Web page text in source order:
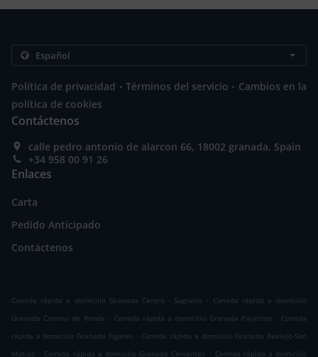
Política de privacidad . Términos del servicio . Cambios en la
política de cookies
Contáctenos
calle pedro antonio de alarcon 66, 18002 granada, Spain
+34 958 00 91 26
Enlaces
Carta
Pedido Anticipado
Contáctenos
Comida rápida a domicilio Granada Centro - Sagrario . Comida rápida a domicilio
Granada Camino de Ronda . Comida rápida a domicilio Granada Pajaritos . Comida
rápida a domicilio Granada Figares . Comida rápida a domicilio Granada Realejo-San
Matias . Comida rápida a domicilio Granada Cervantes . Comida rápida a domicilio